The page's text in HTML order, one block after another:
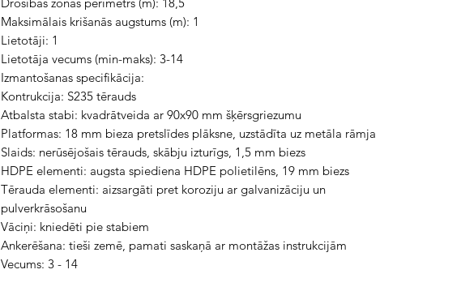
Maksimālais krišanās augstums (m): 1
Lietotāji: 1
Lietotāja vecums (min-maks): 3-14
Izmantošanas specifikācija:
Kontrukcija: S235 tērauds
Atbalsta stabi: kvadrātveida ar 90x90 mm šķērsgriezumu
Platformas: 18 mm bieza pretslīdes plāksne, uzstādīta uz metāla rāmja
Slaids: nerūsējošais tērauds, skābju izturīgs, 1,5 mm biezs
HDPE elementi: augsta spiediena HDPE polietilēns, 19 mm biezs
Tērauda elementi: aizsargāti pret koroziju ar galvanizāciju un
pulverkrāsošanu
Vāciņi: kniedēti pie stabiem
Ankerēšana: tieši zemē, pamati saskaņā ar montāžas instrukcijām
Vecums: 3 - 14